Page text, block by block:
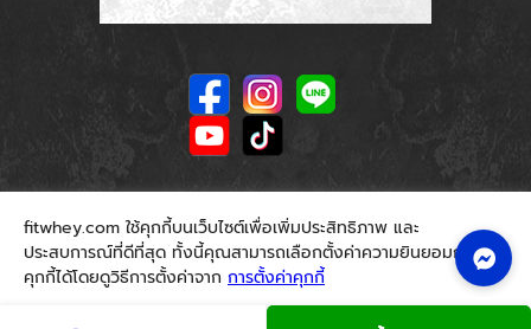
fitwhey.com ใช้คุกกี้บนเว็บไซต์เพื่อเพิ่มประสิทธิภาพ และ
ประสบการณ์ที่ดีที่สุด ทั้งนี้คุณสามารถเลือกตั้งค่าความยินยอมการใช้
คุกกี้ได้โดยดูวิธีการตั้งค่าจาก การตั้งค่าคุกกี้